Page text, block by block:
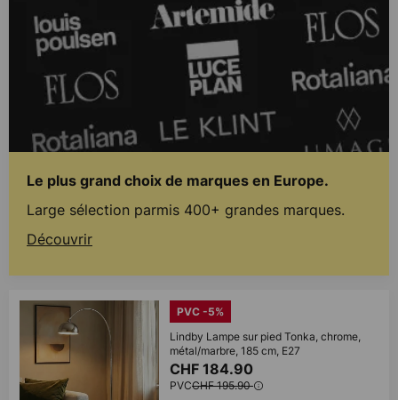
Le plus grand choix de marques en Europe.
Large sélection parmis 400+ grandes marques.
Découvrir
PVC -5%
Lindby Lampe sur pied Tonka, chrome,
métal/marbre, 185 cm, E27
CHF 184.90
PVCCHF 195.90